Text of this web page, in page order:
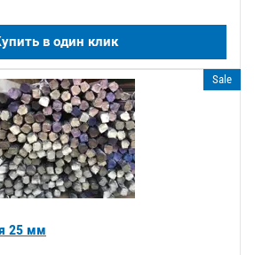
в один клик
Sale
25 мм